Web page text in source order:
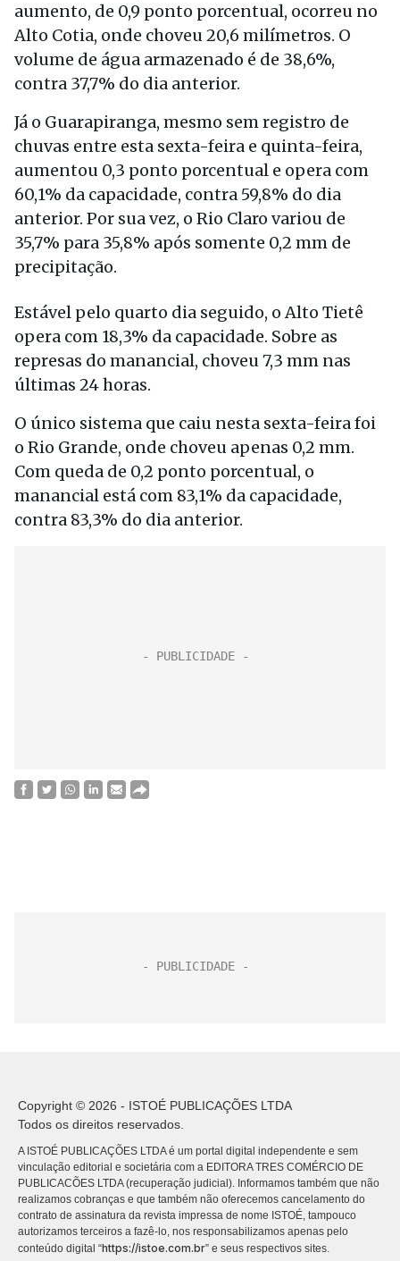
aumento, de 0,9 ponto porcentual, ocorreu no
Alto Cotia, onde choveu 20,6 milímetros. O
volume de água armazenado é de 38,6%,
contra 37,7% do dia anterior.
Já o Guarapiranga, mesmo sem registro de
chuvas entre esta sexta-feira e quinta-feira,
aumentou 0,3 ponto porcentual e opera com
60,1% da capacidade, contra 59,8% do dia
anterior. Por sua vez, o Rio Claro variou de
35,7% para 35,8% após somente 0,2 mm de
precipitação.
Estável pelo quarto dia seguido, o Alto Tietê
opera com 18,3% da capacidade. Sobre as
represas do manancial, choveu 7,3 mm nas
últimas 24 horas.
O único sistema que caiu nesta sexta-feira foi
o Rio Grande, onde choveu apenas 0,2 mm.
Com queda de 0,2 ponto porcentual, o
manancial está com 83,1% da capacidade,
contra 83,3% do dia anterior.
Copyright © 2026 - ISTOÉ PUBLICAÇÕES LTDA
Todos os direitos reservados.
A ISTOÉ PUBLICAÇÕES LTDA é um portal digital independente e sem
vinculação editorial e societária com a EDITORA TRES COMÉRCIO DE
PUBLICACÕES LTDA (recuperação judicial). Informamos também que não
realizamos cobranças e que também não oferecemos cancelamento do
contrato de assinatura da revista impressa de nome ISTOÉ, tampouco
autorizamos terceiros a fazê-lo, nos responsabilizamos apenas pelo
conteúdo digital “https://istoe.com.br” e seus respectivos sites.